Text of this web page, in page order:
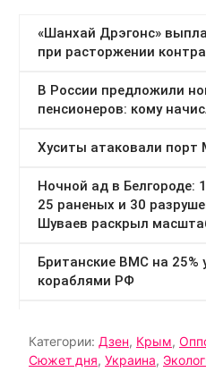
Категории:Дзен,Крым ,
Сюжет дня,Украина